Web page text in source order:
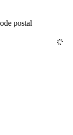
postal